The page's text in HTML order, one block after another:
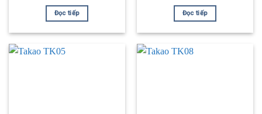
Đọc tiếp Đọc tiếp